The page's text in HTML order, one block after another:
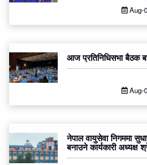
Aug-
आज प्रतिनिधिसभा बैठक
Aug-
नेपाल वायुसेवा निगममा
बनाउने कार्यकारी अध्यक्ष